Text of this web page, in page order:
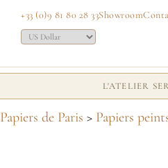
+33 (0)9 81 80 28 33Showroom
L'ATELIER
Papiers de Paris > Papiers